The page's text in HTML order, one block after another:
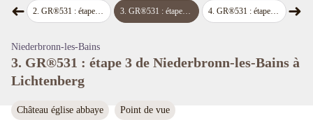
Voir l'image en plein écran
➜Étape précédente
2 GR®531 : étape 2 de Lembach à Niederbronn-les-Bains 3 .GR®531 : étape 3 de Niederbronn-les-Bains à Lichtenberg 4. GR®531 : étape 4 de Lichtenberg à La Petite Pierre 5.
➜
Niederbronn-les-Bains
3. GR®531 : étape 3 de Niederbronn-les-Bains à
Lichtenberg
Château église abbaye Point de vue